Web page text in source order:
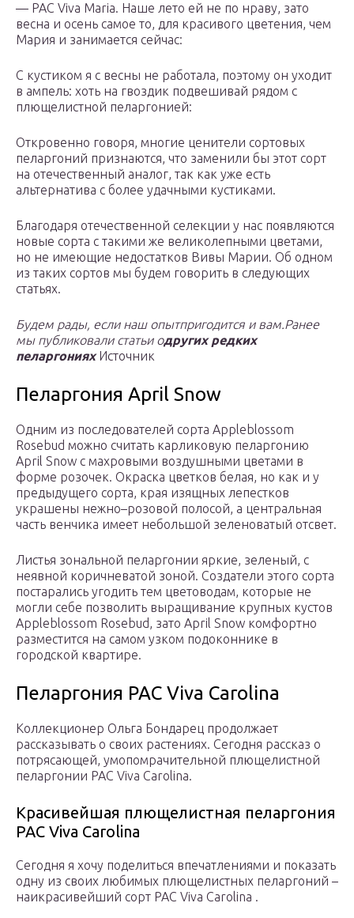
— PAC Viva Maria. Наше лето ей не по нраву, зато
весна и осень самое то, для красивого цветения, чем
Мария и занимается сейчас:
С кустиком я с весны не работала, поэтому он уходит
в ампель: хоть на гвоздик подвешивай рядом с
плющелистной пеларгонией:
Откровенно говоря, многие ценители сортовых
пеларгоний признаются, что заменили бы этот сорт
на отечественный аналог, так как уже есть
альтернатива с более удачными кустиками.
Благодаря отечественной селекции у нас появляются
новые сорта с такими же великолепными цветами,
но не имеющие недостатков Вивы Марии. Об одном
из таких сортов мы будем говорить в следующих
статьях.
Будем рады, если наш опытпригодится и вам.Ранее
мы публиковали статьи одругих редких
пеларгонияхИсточник
Пеларгония April Snow
Одним из последователей сорта Appleblossom
Rosebud можно считать карликовую пеларгонию
April Snow с махровыми воздушными цветами в
форме розочек. Окраска цветков белая, но как и у
предыдущего сорта, края изящных лепестков
украшены нежно–розовой полосой, а центральная
часть венчика имеет небольшой зеленоватый отсвет.
Листья зональной пеларгонии яркие, зеленый, с
неявной коричневатой зоной. Создатели этого сорта
постарались угодить тем цветоводам, которые не
могли себе позволить выращивание крупных кустов
Appleblossom Rosebud, зато April Snow комфортно
разместится на самом узком подоконнике в
городской квартире.
Пеларгония PAC Viva Carolina
Коллекционер Ольга Бондарец продолжает
рассказывать о своих растениях. Сегодня рассказ о
потрясающей, умопомрачительной плющелистной
пеларгонии PAC Viva Carolina.
Красивейшая плющелистная пеларгония
PAC Viva Carolina
Сегодня я хочу поделиться впечатлениями и показать
одну из своих любимых плющелистных пеларгоний –
наикрасивейший сорт PAC Viva Carolina .